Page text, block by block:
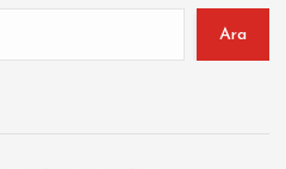
Ara